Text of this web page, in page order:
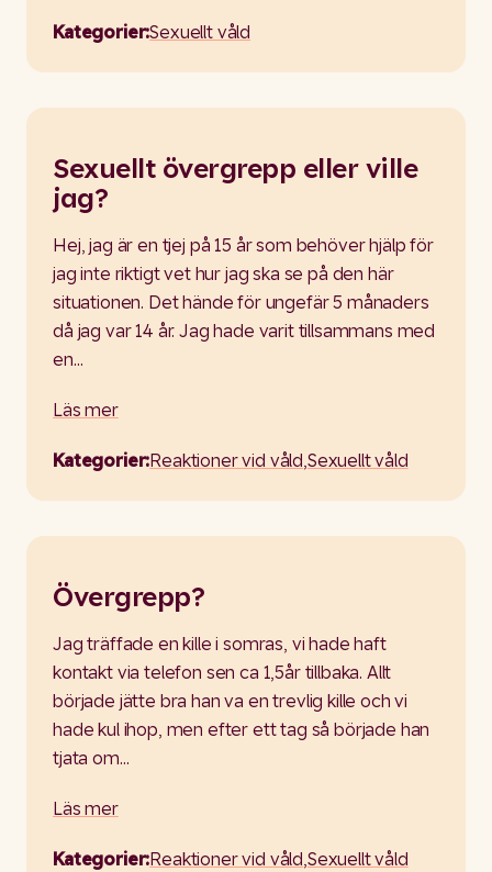
Kategorier:Sexuellt våld
Sexuellt övergrepp eller ville
jag?
Hej, jag är en tjej på 15 år som behöver hjälp för
jag inte riktigt vet hur jag ska se på den här
situationen. Det hände för ungefär 5 månaders
då jag var 14 år. Jag hade varit tillsammans med
en…
Läs mer
Kategorier:Reaktioner vid våld,Sexuellt våld
Övergrepp?
Jag träffade en kille i somras, vi hade haft
kontakt via telefon sen ca 1,5år tillbaka. Allt
började jätte bra han va en trevlig kille och vi
hade kul ihop, men efter ett tag så började han
tjata om…
Läs mer
Kategorier:Reaktioner vid våld,Sexuellt våld